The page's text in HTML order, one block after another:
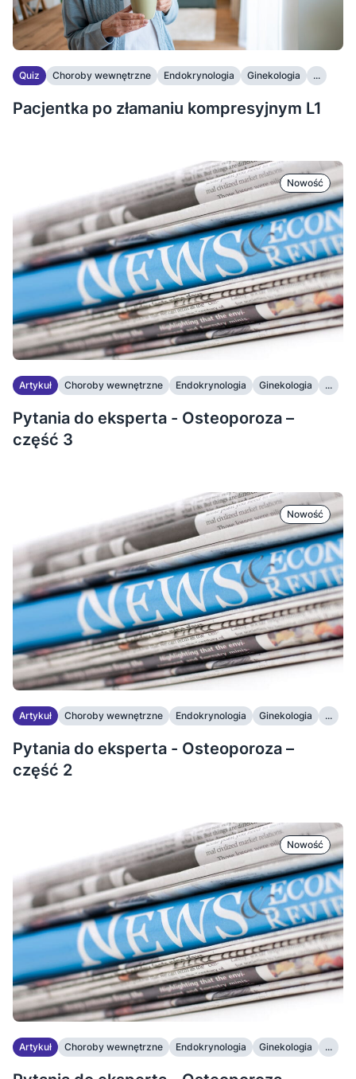
Quiz Choroby wewnętrzne Endokrynologia Ginekologia ...
Pacjentka po złamaniu kompresyjnym L1
Nowość
Artykuł Choroby wewnętrzne Endokrynologia Ginekologia ...
Pytania do eksperta - Osteoporoza –
część 3
Nowość
Artykuł Choroby wewnętrzne Endokrynologia Ginekologia ...
Pytania do eksperta - Osteoporoza –
część 2
Nowość
Artykuł Choroby wewnętrzne Endokrynologia Ginekologia ...